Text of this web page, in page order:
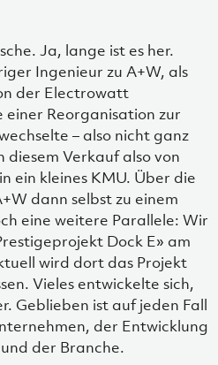
Ja, lange ist es her.
Ingenieur zu A+W, als
der Electrowatt
einer Reorganisation zur
– also nicht ganz
Verkauf also von
ein kleines KMU. Über die
dann selbst zu einem
eine weitere Parallele: Wir
Dock E» am
wird dort das Projekt
Vieles entwickelte sich,
Geblieben ist auf jeden Fall
der Entwicklung
der Branche.